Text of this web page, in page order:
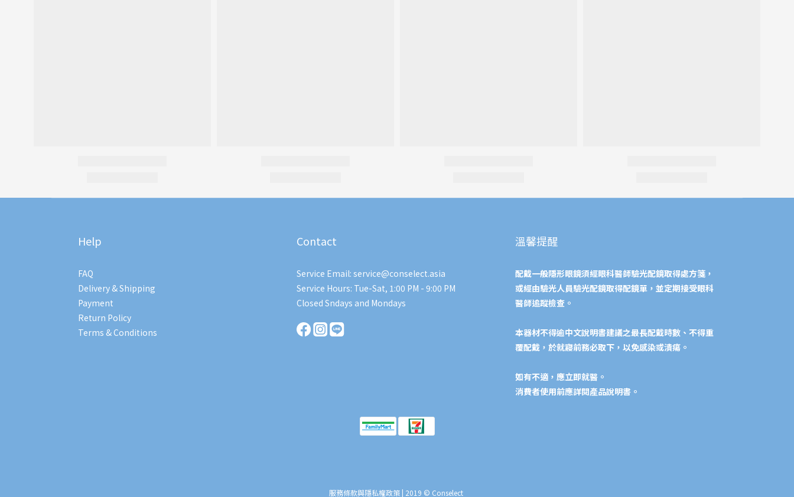
Help
FAQ
Delivery & Shipping
Payment
Return Policy
Terms & Conditions
Contact
Service Email: service@conselect.asia
Service Hours: Tue-Sat, 1:00 PM - 9:00 PM
Closed Sndays and Mondays
溫馨提醒
配戴一般隱形眼鏡須經眼科醫師驗光配鏡取得處方箋，
或經由驗光人員驗光配鏡取得配鏡單，並定期接受眼科
醫師追蹤檢查。
本器材不得逾中文說明書建議之最長配戴時數、不得重
覆配戴，於就寢前務必取下，以免感染或潰瘍。
如有不適，應立即就醫。
消費者使用前應詳閱產品說明書。​
服務條款與隱私權政策 | 2019 © Conselect